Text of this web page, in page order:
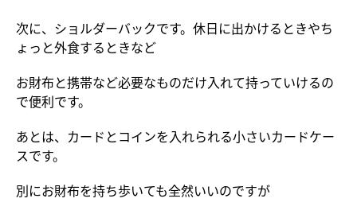
次に、ショルダーバックです。休日に出かけるときやち
ょっと外食するときなど
お財布と携帯など必要なものだけ入れて持っていけるの
で便利です。
あとは、カードとコインを入れられる小さいカードケー
スです。
別にお財布を持ち歩いても全然いいのですが